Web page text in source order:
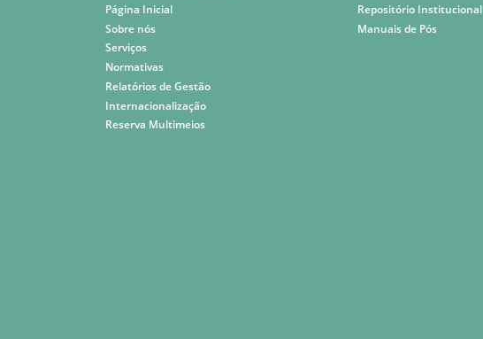
Página Inicial
Sobre nós
Serviços
Normativas
Relatórios de Gestão
Internacionalização
Reserva Multimeios
Repositório Institucional
Manuais de Pós